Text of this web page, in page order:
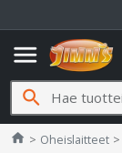
menu
search
home Jimms.fi
Oheislaitteet